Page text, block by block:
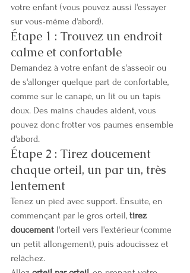
votre enfant (vous pouvez aussi l'essayer
sur vous-même d'abord).
Étape 1 : Trouvez un endroit
calme et confortable
Demandez à votre enfant de s'asseoir ou
de s'allonger quelque part de confortable,
comme sur le canapé, un lit ou un tapis
doux. Des mains chaudes aident, vous
pouvez donc frotter vos paumes ensemble
d'abord.
Étape 2 : Tirez doucement
chaque orteil, un par un, très
lentement
Tenez un pied avec support. Ensuite, en
commençant par le gros orteil, tirez
doucement l'orteil vers l'extérieur (comme
un petit allongement), puis adoucissez et
relâchez.